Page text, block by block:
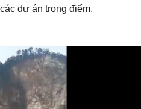
dự án trọng điểm.